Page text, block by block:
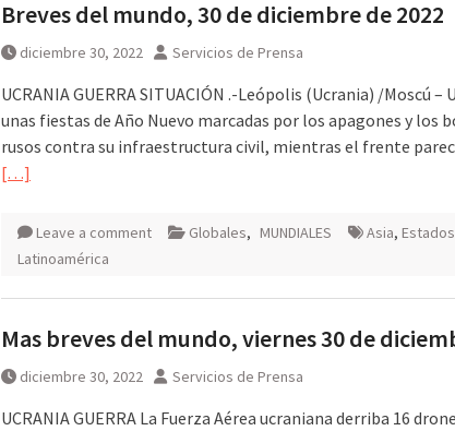
Breves del mundo, 30 de diciembre de 2022
diciembre 30, 2022 Servicios de Prensa
UCRANIA GUERRA SITUACIÓN .-Leópolis (Ucrania) /Moscú –
unas fiestas de Año Nuevo marcadas por los apagones y los
rusos contra su infraestructura civil, mientras el frente
[…]
Leave a comment Globales, MUNDIALES Asia, Estados
Latinoamérica
Mas breves del mundo, viernes 30 de
diciembre 30, 2022 Servicios de Prensa
UCRANIA GUERRA La Fuerza Aérea ucraniana derriba 16